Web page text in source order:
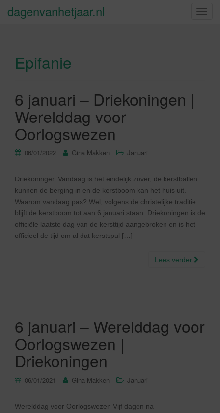
S
dagenvanhetjaar.nl
Epifanie
6 januari – Driekoningen |
Werelddag voor
Oorlogswezen
06/01/2022 Gina Makken Januari
Driekoningen Vandaag is het eindelijk zover, de kerstballen
kunnen de berging in en de kerstboom kan het huis uit.
Waarom vandaag pas? Wel, volgens de christelijke traditie
blijft de kerstboom tot aan 6 januari staan. Driekoningen is de
officiële laatste dag van de kersttijd aangebroken en is het
officieel de tijd om al dat kerstspul […]
Lees verder
6 januari – Werelddag voor
Oorlogswezen |
Driekoningen
06/01/2021 Gina Makken Januari
Werelddag voor Oorlogswezen Vijf dagen na